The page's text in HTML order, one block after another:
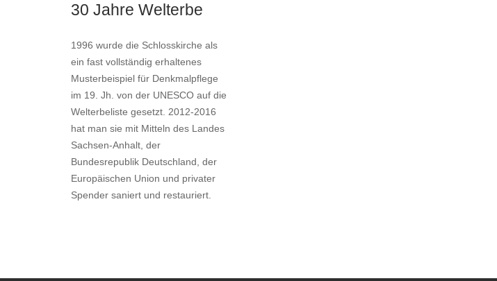
30 Jahre Welterbe
1996 wurde die Schlosskirche als
ein fast vollständig erhaltenes
Musterbeispiel für Denkmalpflege
im 19. Jh. von der UNESCO auf die
Welterbeliste gesetzt. 2012-2016
hat man sie mit Mitteln des Landes
Sachsen-Anhalt, der
Bundesrepublik Deutschland, der
Europäischen Union und privater
Spender saniert und restauriert.